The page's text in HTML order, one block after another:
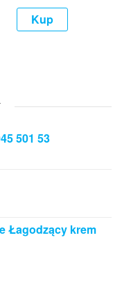
Kup
501 53
Łagodzący krem